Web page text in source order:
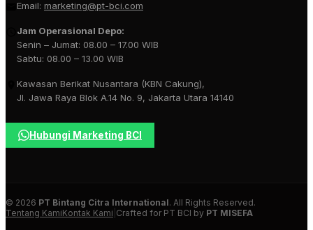
Email: marketing@pt-bci.com
Jam Operasional Depo:
Senin – Jumat: 08.00 – 17.00 WIB
Sabtu: 08.00 – 13.00 WIB
Kawasan Berikat Nusantara (KBN Cakung),
Jl. Jawa Raya Blok A.14 No. 9, Jakarta Utara 14140
Hubungi Marketing BCI
© 2026 PT Bintang Citra International. All Rights Reserved.
Tentang KamiKontak Kami Crafted for PT BCI by PT MISEFA